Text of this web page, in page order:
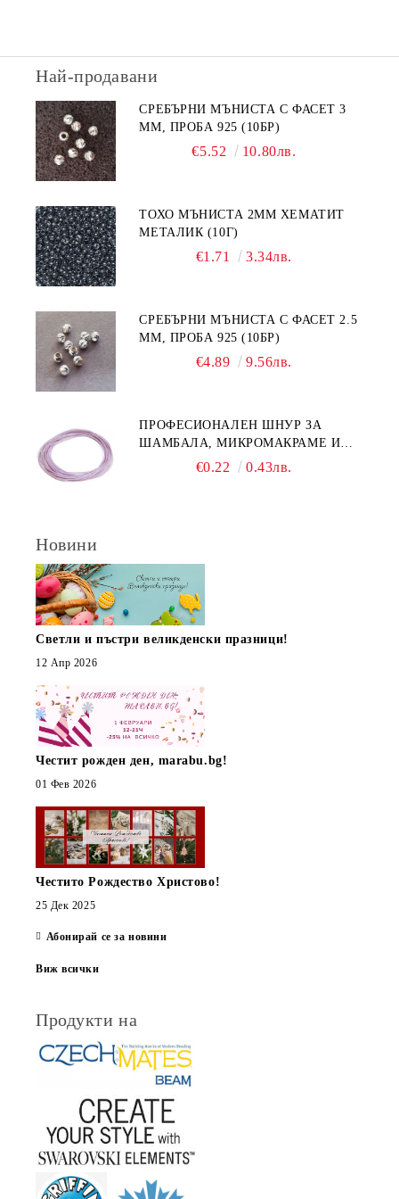
Най-продавани
СРЕБЪРНИ МЪНИСТА С ФАСЕТ 3
ММ, ПРОБА 925 (10БР)
€5.52 10.80лв.
ТОХО МЪНИСТА 2ММ ХЕМАТИТ
МЕТАЛИК (10Г)
€1.71 3.34лв.
СРЕБЪРНИ МЪНИСТА С ФАСЕТ 2.5
ММ, ПРОБА 925 (10БР)
€4.89 9.56лв.
ПРОФЕСИОНАЛЕН ШНУР ЗА
ШАМБАЛА, МИКРОМАКРАМЕ И
ВЪЗЛИ,GRIFFIN, ЦВЯТ ЛЮЛЯК1ММ
€0.22 0.43лв.
Новини
Светли и пъстри великденски празници!
12 Апр 2026
Честит рожден ден, marabu.bg!
01 Фев 2026
Честито Рождество Христово!
25 Дек 2025
Абонирай се за новини
Виж всички
Продукти на